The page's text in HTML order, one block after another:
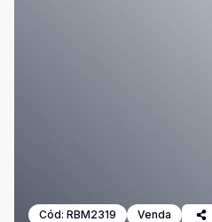
Cód: RBM2319 Venda